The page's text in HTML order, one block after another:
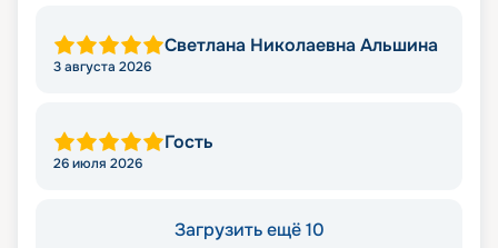
Светлана Николаевна Альшина
3 августа 2026
Гость
26 июля 2026
Загрузить ещё 10